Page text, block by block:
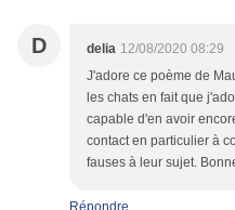
D delia 12/08/2020 08:29
J'adore ce poème de
les chats en fait que
capable d'en avoir
contact en particulier à
fauses à leur sujet.
Répondre